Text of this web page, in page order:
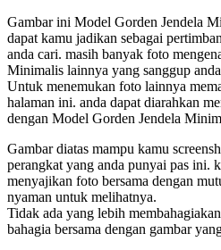
Gambar ini Model Gorden Jendela
dapat kamu jadikan sebagai
anda cari. masih banyak foto
Minimalis lainnya yang sanggup
Untuk menemukan foto lainnya
halaman ini. anda dapat diarahkan
dengan Model Gorden Jendela
Gambar diatas mampu kamu
perangkat yang anda punyai pas ini.
menyajikan foto bersama dengan
nyaman untuk melihatnya.
Tidak ada yang lebih
bahagia bersama dengan gambar